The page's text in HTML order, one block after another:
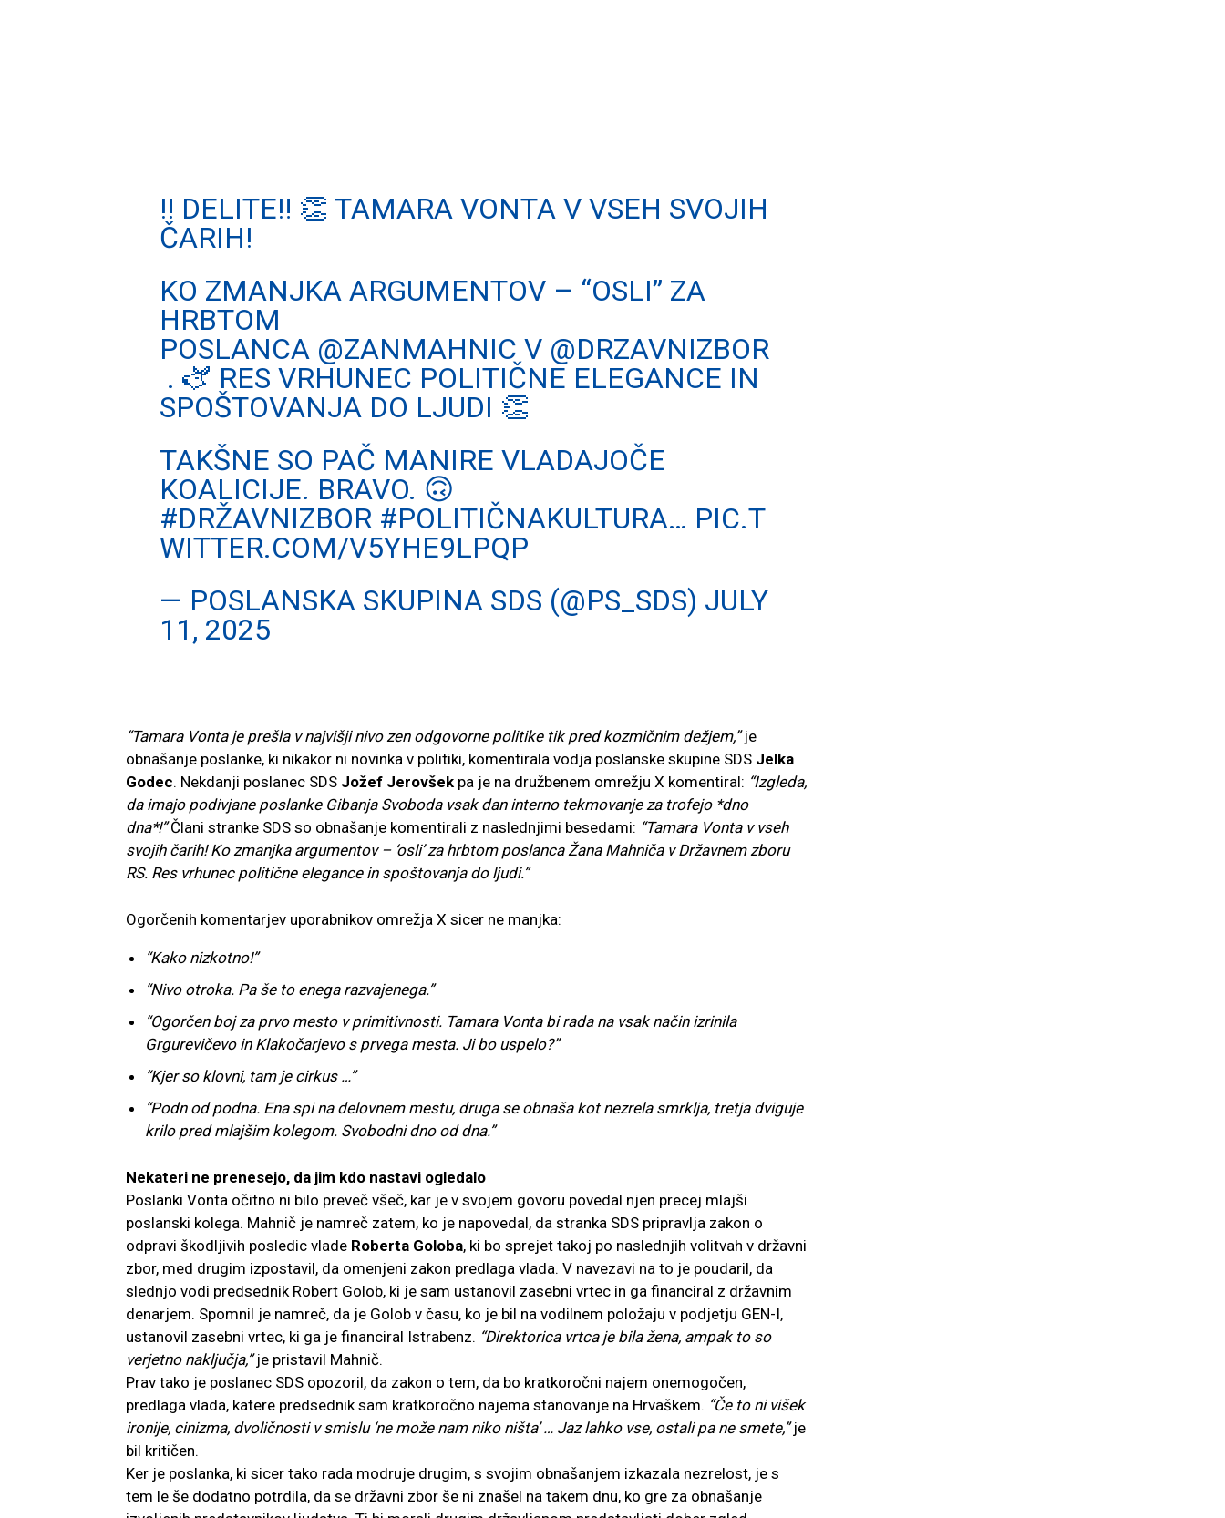
‼️ DELITE‼️ 👏 TAMARA VONTA V VSEH SVOJIH
ČARIH!
KO ZMANJKA ARGUMENTOV – “OSLI” ZA
HRBTOM
POSLANCA @ZANMAHNIC V @DRZAVNIZBOR
. 🫏 RES VRHUNEC POLITIČNE ELEGANCE IN
SPOŠTOVANJA DO LJUDI 👏
TAKŠNE SO PAČ MANIRE VLADAJOČE
KOALICIJE. BRAVO. 🙃
#DRŽAVNIZBOR #POLITIČNAKULTURA… PIC.T
WITTER.COM/V5YHE9LPQP
— POSLANSKA SKUPINA SDS (@PS_SDS) JULY
11, 2025
“Tamara Vonta je prešla v najvišji nivo zen odgovorne politike tik pred kozmičnim dežjem,”je
obnašanje poslanke, ki nikakor ni novinka v politiki, komentirala vodja poslanske skupine SDS Jelka
Godec. Nekdanji poslanec SDS Jožef Jerovšek pa je na družbenem omrežju X komentiral: “Izgleda,
da imajo podivjane poslanke Gibanja Svoboda vsak dan interno tekmovanje za trofejo *dno
dna*!”Člani stranke SDS so obnašanje komentirali z naslednjimi besedami: “Tamara Vonta v vseh
svojih čarih! Ko zmanjka argumentov – ‘osli’ za hrbtom poslanca Žana Mahniča v Državnem zboru
RS. Res vrhunec politične elegance in spoštovanja do ljudi.”
Ogorčenih komentarjev uporabnikov omrežja X sicer ne manjka:
“Kako nizkotno!”
“Nivo otroka. Pa še to enega razvajenega.”
“Ogorčen boj za prvo mesto v primitivnosti. Tamara Vonta bi rada na vsak način izrinila
Grgurevičevo in Klakočarjevo s prvega mesta. Ji bo uspelo?”
“Kjer so klovni, tam je cirkus …”
“Podn od podna. Ena spi na delovnem mestu, druga se obnaša kot nezrela smrklja, tretja dviguje
krilo pred mlajšim kolegom. Svobodni dno od dna.”
Nekateri ne prenesejo, da jim kdo nastavi ogledalo
Poslanki Vonta očitno ni bilo preveč všeč, kar je v svojem govoru povedal njen precej mlajši
poslanski kolega. Mahnič je namreč zatem, ko je napovedal, da stranka SDS pripravlja zakon o
odpravi škodljivih posledic vlade Roberta Goloba, ki bo sprejet takoj po naslednjih volitvah v državni
zbor, med drugim izpostavil, da omenjeni zakon predlaga vlada. V navezavi na to je poudaril, da
slednjo vodi predsednik Robert Golob, ki je sam ustanovil zasebni vrtec in ga financiral z državnim
denarjem. Spomnil je namreč, da je Golob v času, ko je bil na vodilnem položaju v podjetju GEN-I,
ustanovil zasebni vrtec, ki ga je financiral Istrabenz. “Direktorica vrtca je bila žena, ampak to so
verjetno naključja,”je pristavil Mahnič.
Prav tako je poslanec SDS opozoril, da zakon o tem, da bo kratkoročni najem onemogočen,
predlaga vlada, katere predsednik sam kratkoročno najema stanovanje na Hrvaškem. “Če to ni višek
ironije, cinizma, dvoličnosti v smislu ‘ne može nam niko ništa’ … Jaz lahko vse, ostali pa ne smete,”je
bil kritičen.
Ker je poslanka, ki sicer tako rada modruje drugim, s svojim obnašanjem izkazala nezrelost, je s
tem le še dodatno potrdila, da se državni zbor še ni znašel na takem dnu, ko gre za obnašanje